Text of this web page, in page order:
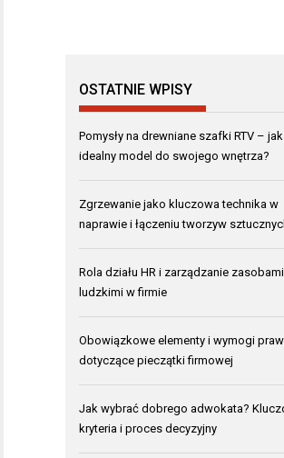
OSTATNIE WPISY
Pomysły na drewniane szafki RTV –
idealny model do swojego wnętrza?
Zgrzewanie jako kluczowa technika w
naprawie i łączeniu tworzyw
Rola działu HR i zarządzanie zasobami
ludzkimi w firmie
Obowiązkowe elementy i wymogi
dotyczące pieczątki firmowej
Jak wybrać dobrego adwokata?
kryteria i proces decyzyjny